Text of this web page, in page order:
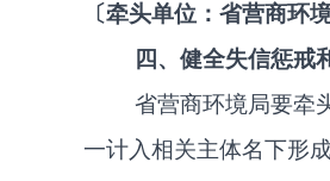
〔牵头单位：省营商环
四、健全失信惩戒
省营商环境局要牵
一计入相关主体名下形